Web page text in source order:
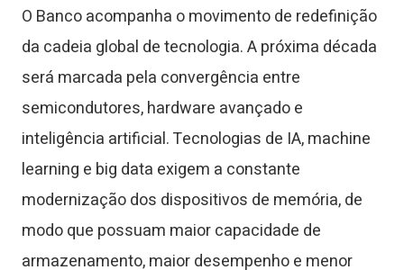
O Banco acompanha o movimento de redefinição
da cadeia global de tecnologia. A próxima década
será marcada pela convergência entre
semicondutores, hardware avançado e
inteligência artificial. Tecnologias de IA, machine
learning e big data exigem a constante
modernização dos dispositivos de memória, de
modo que possuam maior capacidade de
armazenamento, maior desempenho e menor